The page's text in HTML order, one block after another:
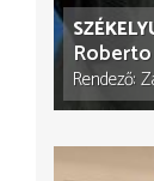
Rendező